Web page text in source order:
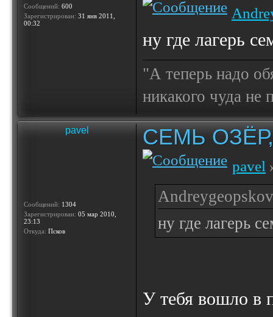
Сообщений: 600
Зарегистрирован: 31 янв 2011,
00:32
ну где лагерь
"А теперь надо
никакого чуда
pavel
Сообщений: 1304
Зарегистрирован: 05 мар 2010,
23:13
Откуда: Псков
СЕМЬ
pavel
ну где лагерь
У тебя вошло в